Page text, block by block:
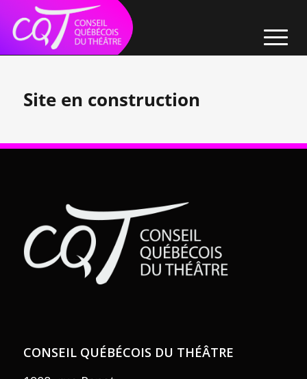
Content
Site en construction
CONSEIL QUÉBÉCOIS DU THÉÂTRE